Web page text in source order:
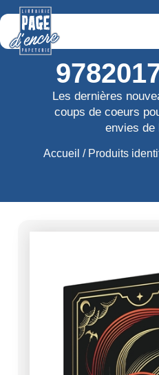
Les dernières
coups de coeurs
envies de
Accueil / Produits